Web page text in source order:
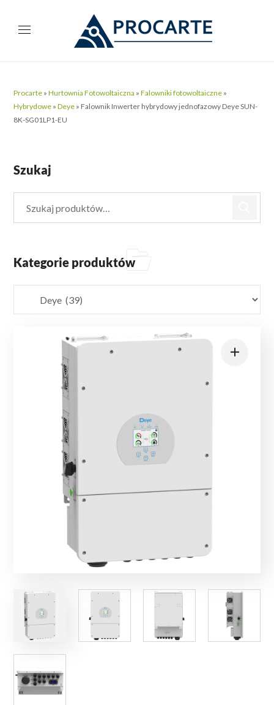
Procarte »Hurtownia Fotowoltaiczna »Falowniki fotowoltaiczne »
Hybrydowe »Deye » Falownik Inwerter hybrydowy jednofazowy Deye SUN-
8K-SG01LP1-EU
Szukaj
Kategorie produktów